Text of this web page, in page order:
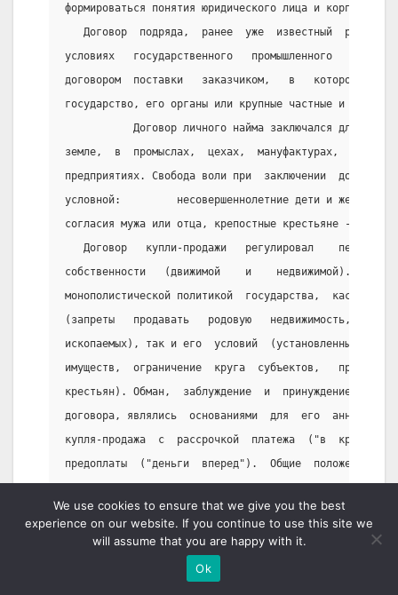
формироваться понятия юридического лица и
Договор  подряда,  ранее  уже  известный
условиях   государственного   промышленного
договором  поставки   заказчиком,   в   котором,
государство, его органы или крупные частные и
Договор личного найма заключался для
земле,  в  промыслах,  цехах,  мануфактурах,
предприятиях. Свобода воли при  заключении
условной:         несовершеннолетние дети и женщины
согласия мужа или отца, крепостные крестьяне - с
Договор   купли-продажи   регулировал
собственности   (движимой    и    недвижимой).
монополистической политикой  государства,  касались
(запреты   продавать   родовую   недвижимость,
ископаемых), так и его  условий  (установленные
имуществ,  ограничение  круга  субъектов,
крестьян). Обман,  заблуждение  и  принуждение,
договора, являлись  основаниями  для  его
купля-продажа  с  рассрочкой  платежа  ("в
предоплаты  ("деньги  вперед").  Общие  положения
распространялись на договор поставки.
Договор поклажи на движимое имущество заключался
монахов, которым Духовный регламент запрещал
Договор займа  с  развитием  денежной  системы  и
We use cookies to ensure that we give you the best
experience on our website. If you continue to use this site we
will assume that you are happy with it.
Ok